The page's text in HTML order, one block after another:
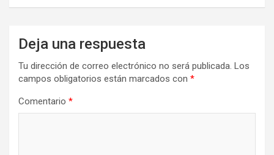
Deja una respuesta
Tu dirección de correo electrónico no será publicada. Los
campos obligatorios están marcados con *
Comentario *